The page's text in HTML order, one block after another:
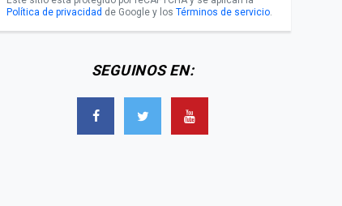
Eduardo Valdés tras
estaba haciendo algo
Política de privacidad de Google y los Términos de servicio.
SEGUINOS EN: